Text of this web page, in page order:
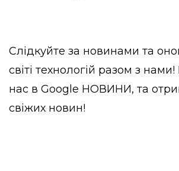
Слідкуйте за новинами та
світі технологій разом з
нас в Google НОВИНИ, та
свіжих новин!